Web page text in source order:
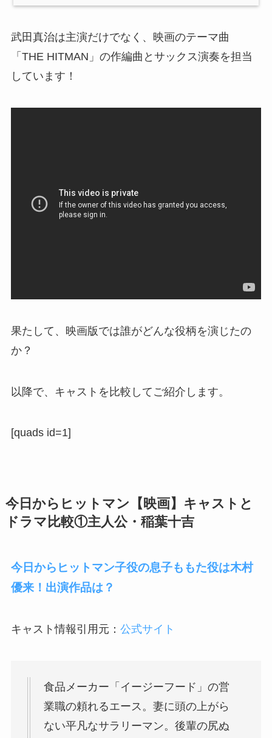
武田真治は主演だけでなく、映画のテーマ曲
「THE HITMAN」の作編曲とサックス演奏を担当
しています！
果たして、映画版では誰がどんな役柄を演じたの
か？
以降で、キャストを比較してご紹介します。
[quads id=1]
今日からヒットマン【映画】キャストと
ドラマ比較①主人公・ 稲葉十吉
今日からヒットマン子役の息子ももた役は木村
優来！出演作品は？
キャスト情報引用元： 公式サイト
食品メーカー「イージーフード」の営
業職の頼れるエース。妻に頭の上がら
ない平凡なサラリーマン。後輩の尻ぬ